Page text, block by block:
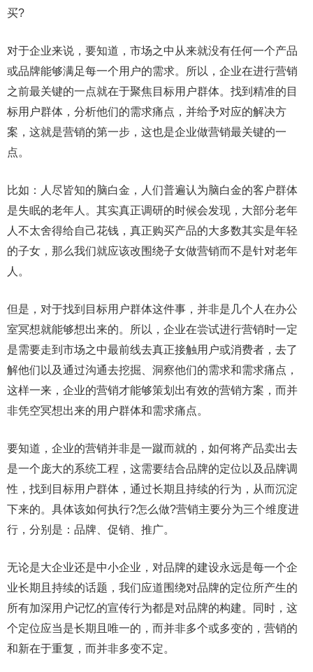
买?
对于企业来说，要知道，市场之中从来就没有任何一个产品
或品牌能够满足每一个用户的需求。所以，企业在进行营销
之前最关键的一点就在于聚焦目标用户群体。找到精准的目
标用户群体，分析他们的需求痛点，并给予对应的解决方
案，这就是营销的第一步，这也是企业做营销最关键的一
点。
比如：人尽皆知的脑白金，人们普遍认为脑白金的客户群体
是失眠的老年人。其实真正调研的时候会发现，大部分老年
人不太舍得给自己花钱，真正购买产品的大多数其实是年轻
的子女，那么我们就应该改围绕子女做营销而不是针对老年
人。
但是，对于找到目标用户群体这件事，并非是几个人在办公
室冥想就能够想出来的。所以，企业在尝试进行营销时一定
是需要走到市场之中最前线去真正接触用户或消费者，去了
解他们以及通过沟通去挖掘、洞察他们的需求和需求痛点，
这样一来，企业的营销才能够策划出有效的营销方案，而并
非凭空冥想出来的用户群体和需求痛点。
要知道，企业的营销并非是一蹴而就的，如何将产品卖出去
是一个庞大的系统工程，这需要结合品牌的定位以及品牌调
性，找到目标用户群体，通过长期且持续的行为，从而沉淀
下来的。具体该如何执行?怎么做?营销主要分为三个维度进
行，分别是：品牌、促销、推广。
无论是大企业还是中小企业，对品牌的建设永远是每一个企
业长期且持续的话题，我们应道围绕对品牌的定位所产生的
所有加深用户记忆的宣传行为都是对品牌的构建。同时，这
个定位应当是长期且唯一的，而并非多个或多变的，营销的
和新在于重复，而并非多变不定。